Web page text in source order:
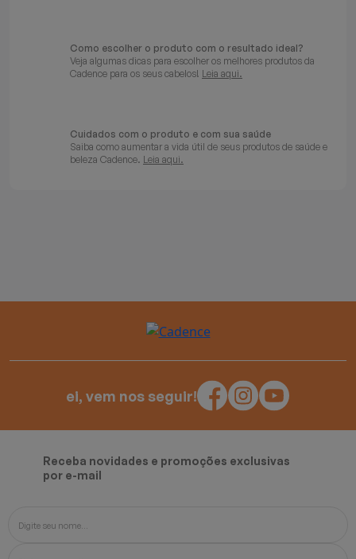
Como escolher o produto com o resultado ideal?
Veja algumas dicas para escolher os melhores produtos da
Cadence para os seus cabelos! Leia aqui.
Cuidados com o produto e com sua saúde
Saiba como aumentar a vida útil de seus produtos de saúde e
beleza Cadence. Leia aqui.
ei, vem nos seguir!
Receba novidades e promoções exclusivas
por e-mail